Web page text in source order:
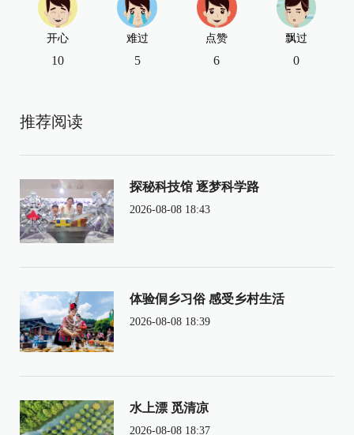
开心
10
难过
5
点赞
6
飘过
0
推荐阅读
探秘科技馆 逐梦科学路
2026-08-08 18:43
体验侗乡习俗 感受乡村生活
2026-08-08 18:39
水上漂 觅清凉
2026-08-08 18:37